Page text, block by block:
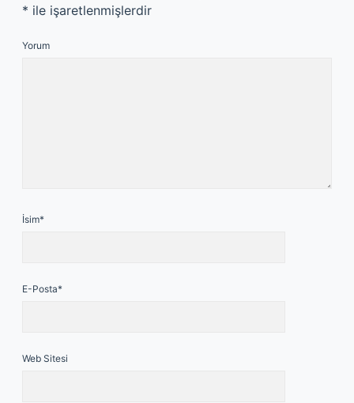
* ile işaretlenmişlerdir
Yorum
İsim*
E-Posta*
Web Sitesi